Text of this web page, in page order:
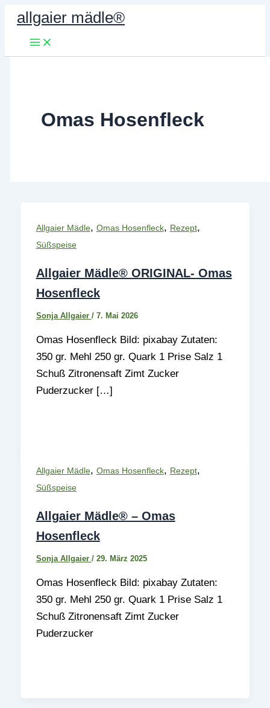
Zum
Inhalt
springen
allgaier mädle®
Omas Hosenfleck
Allgaier Mädle, Omas Hosenfleck, Rezept,
Süßspeise
Allgaier Mädle® ORIGINAL- Omas
Hosenfleck
Sonja Allgaier / 7. Mai 2026
Omas Hosenfleck Bild: pixabay Zutaten:
350 gr. Mehl 250 gr. Quark 1 Prise Salz 1
Schuß Zitronensaft Zimt Zucker
Puderzucker […]
Allgaier Mädle, Omas Hosenfleck, Rezept,
Süßspeise
Allgaier Mädle® – Omas
Hosenfleck
Sonja Allgaier / 29. März 2025
Omas Hosenfleck Bild: pixabay Zutaten:
350 gr. Mehl 250 gr. Quark 1 Prise Salz 1
Schuß Zitronensaft Zimt Zucker
Puderzucker